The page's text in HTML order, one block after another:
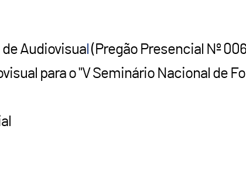
de Audiovisua (Pregão Presencial Nº
para o "V Seminário Nacional de